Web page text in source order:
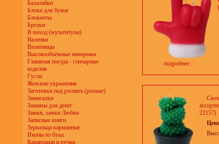
Балалайки
Блоки для бумаг
Блокноты
Брелки
В поход (мультитулы)
Валенки
Визитницы
Высокообъёмные панорамы
Глиняная посуда - гончарные
изделия
Гусли
Женские украшения
Заготовки под роспись (разные)
Зажигалки
Зажимы для денег
Замки, замки Любви
Записные книги
Зеркальца карманные
Иконы из бука
Карандаши и ручки
подробнее...
22157)